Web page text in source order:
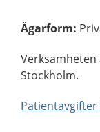
Ägarform:
Stockholm.
Patientavgifter